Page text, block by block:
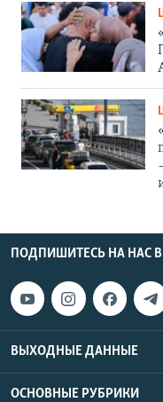
ПОДПИШИТЕСЬ НА НАС В
ВЫХОДНЫЕ ДАННЫЕ
ОСНОВНЫЕ РУБРИКИ